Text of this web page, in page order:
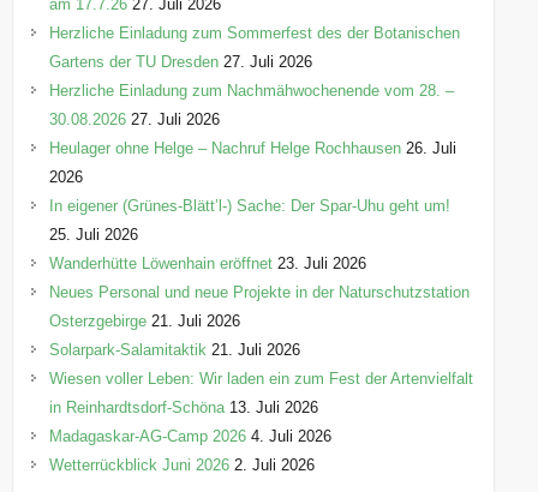
am 17.7.26 27. Juli 2026
Herzliche Einladung zum Sommerfest des der Botanischen
Gartens der TU Dresden 27. Juli 2026
Herzliche Einladung zum Nachmähwochenende vom 28. –
30.08.2026 27. Juli 2026
Heulager ohne Helge – Nachruf Helge Rochhausen 26. Juli
2026
In eigener (Grünes-Blätt’l-) Sache: Der Spar-Uhu geht um!
25. Juli 2026
Wanderhütte Löwenhain eröffnet 23. Juli 2026
Neues Personal und neue Projekte in der Naturschutzstation
Osterzgebirge 21. Juli 2026
Solarpark-Salamitaktik 21. Juli 2026
Wiesen voller Leben: Wir laden ein zum Fest der Artenvielfalt
in Reinhardtsdorf-Schöna 13. Juli 2026
Madagaskar-AG-Camp 2026 4. Juli 2026
Wetterrückblick Juni 2026 2. Juli 2026